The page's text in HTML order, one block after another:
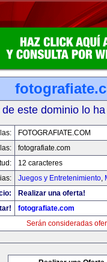
este dominio lo
FOTOGRAFIATE.COM
fotografiate.com
12 caracteres
Juegos y Entretenimiento,
Realizar una oferta!
fotografiate.com
Serán consideradas